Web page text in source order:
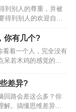
话，比如人家说“这
缺乏实质性内容。这
或者提出相反的观
…
到别人的尊重，并被
得到别人的欢迎自身
才能成为一个有魅力
评、愿意修改的胸怀
人就会怎样对待你。
你的表情和态度上一
敌视别人，别人也…
你有几个?
看着一个人，完全没有
呆若木鸡的感觉的时
神交流，用眼睛传
到很舒服。孟子
察他的眼睛更好的
恶。心中光明正大，
差异?
回路会差这么多？你
解。搞懂思维差异，